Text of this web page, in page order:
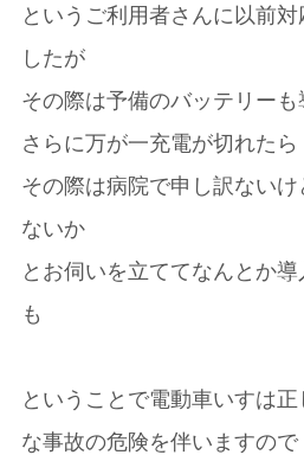
というご利用者さんに以前
したが
その際は予備のバッテリーも
さらに万が一充電が切れた
その際は病院で申し訳ないけ
ないか
とお伺いを立ててなんとか
も
ということで電動車いすは
な事故の危険を伴いますので